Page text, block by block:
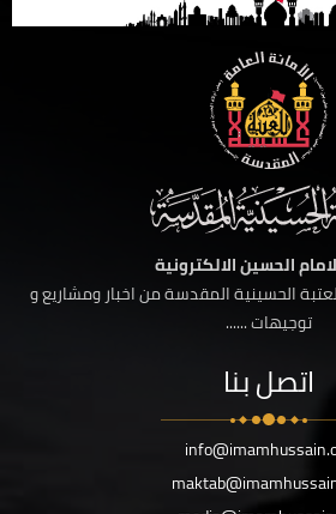
الحسين الالكترونية
الحسينية المقدسة من اخبار ومشاريع و
توجيهات ......
اتصل بنا